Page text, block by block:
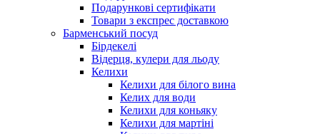
Подарункові сертифікати
Товари з експрес доставкою
Барменський посуд
Бірдекелі
Відерця, кулери для льоду
Келихи
Келихи для білого вина
Келих для води
Келихи для коньяку
Келихи для мартіні